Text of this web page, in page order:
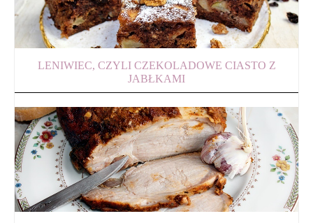
LENIWIEC, CZYLI CZEKOLADOWE CIASTO Z
JABŁKAMI